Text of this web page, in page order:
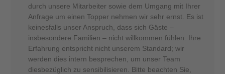
durch unsere Mitarbeiter sowie dem Umgang mit Ihrer
Anfrage um einen Topper nehmen wir sehr ernst. Es ist
keinesfalls unser Anspruch, dass sich Gäste –
insbesondere Familien – nicht willkommen fühlen. Ihre
Erfahrung entspricht nicht unserem Standard; wir
werden dies intern besprechen, um unser Team
diesbezüglich zu sensibilisieren. Bitte beachten Sie,